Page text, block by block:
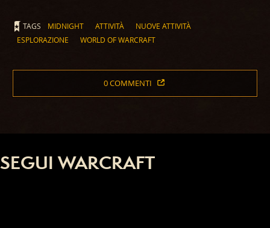
TAGS MIDNIGHT ATTIVITÀ
NUOVE ATTIVITÀ
ESPLORAZIONE
WORLD OF WARCRAFT
0 COMMENTI
SEGUI WARCRAFT